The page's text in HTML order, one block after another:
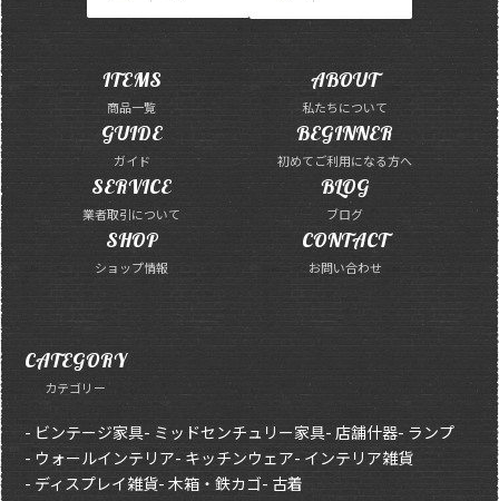
ITEMS
商品一覧
ABOUT
私たちについて
GUIDE
ガイド
BEGINNER
初めてご利用になる方へ
SERVICE
業者取引について
BLOG
ブログ
SHOP
ショップ情報
CONTACT
お問い合わせ
CATEGORY
カテゴリー
- ビンテージ家具- ミッドセンチュリー家具- 店舗什器- ランプ
- ウォールインテリア- キッチンウェア- インテリア雑貨
- ディスプレイ雑貨- 木箱・鉄カゴ- 古着